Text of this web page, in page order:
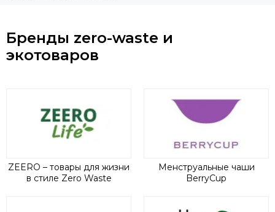
Бренды zero-waste и
экотоваров
ZEERO – товары для жизни
в стиле Zero Waste
Менструальные чаши
BerryCup